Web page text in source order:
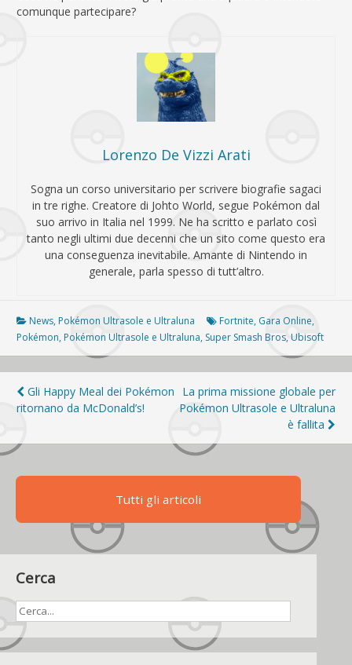
comunque partecipare?
Lorenzo De Vizzi Arati
Sogna un corso universitario per scrivere biografie sagaci
in tre righe. Creatore di Johto World, segue Pokémon dal
suo arrivo in Italia nel 1999. Ne ha scritto e parlato così
tanto negli ultimi due decenni che un sito come questo era
una conseguenza inevitabile. Amante di Nintendo in
generale, parla spesso di tutt’altro.
News, Pokémon Ultrasole e Ultraluna Fortnite, Gara Online,
Pokémon, Pokémon Ultrasole e Ultraluna, Super Smash Bros,Ubisoft
Navigazione
articoli
Gli Happy Meal dei Pokémon
ritornano da McDonald’s!
La prima missione globale per
Pokémon Ultrasole e Ultraluna
è fallita
Tutti gli articoli
Cerca